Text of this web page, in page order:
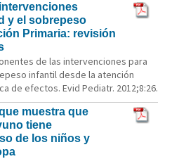
y el sobrepeso
Primaria: revisión
de las intervenciones para
infantil desde la atención
de efectos. Evid Pediatr. 2012;8:26.
muestra que
tiene
de los niños y